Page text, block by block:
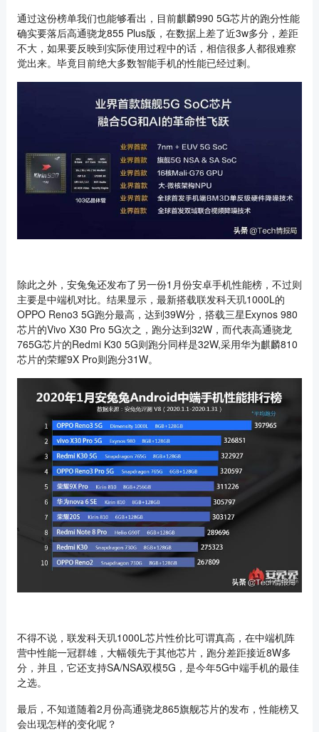
通过这份榜单我们也能够看出，目前麒麟990 5G芯片的跑分性能
确实要落后高通骁龙855 Plus版，在数据上差了近3w多分，差距
不大，如果要反映到实际使用过程中的话，相信很多人都很难察
觉出来。毕竟目前绝大多数智能手机的性能已经过剩。
除此之外，安兔兔还发布了另一份1月份安卓手机性能榜，不过则
主要是中端机对比。结果显示，最新搭载联发科天玑1000L的
OPPO Reno3 5G跑分最高，达到39W分，搭载三星Exynos 980
芯片的Vivo X30 Pro 5G次之，跑分达到32W，而代表高通骁龙
765G芯片的Redmi K30 5G则跑分同样是32W,采用华为麒麟810
芯片的荣耀9X Pro则跑分31W。
不得不说，联发科天玑1000L芯片性价比可谓真高，在中端机阵
营中性能一冠群雄，大幅领先于其他芯片，跑分差距接近8W多
分，并且，它还支持SA/NSA双模5G，是今年5G中端手机的最佳
之选。
最后，不知道随着2月份高通骁龙865旗舰芯片的发布，性能榜又
会出现怎样的变化呢？